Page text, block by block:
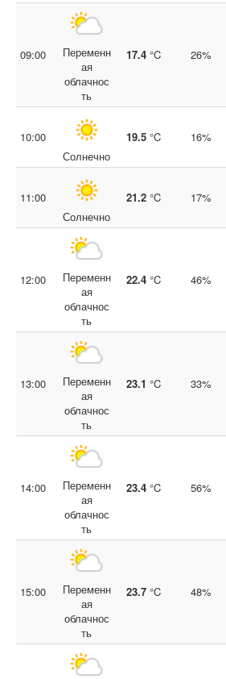
09:00
Переменн
ая
облачнос
ть
17.4 °C 26%
10:00
Солнечно
19.5 °C 16%
11:00
Солнечно
21.2 °C 17%
12:00
Переменн
ая
облачнос
ть
22.4 °C 46%
13:00
Переменн
ая
облачнос
ть
23.1 °C 33%
14:00
Переменн
ая
облачнос
ть
23.4 °C 56%
15:00
Переменн
ая
облачнос
ть
23.7 °C 48%